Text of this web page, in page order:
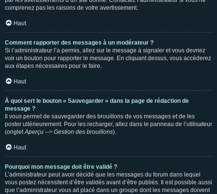
comprenez pas les raisons de votre avertissement.
Haut
Comment rapporter des messages à un modérateur ?
Si l’administrateur l’a permis, allez sur le message à signaler et vous devriez
voir un bouton pour rapporter le message. En cliquant dessus, vous accéderez
aux étapes nécessaires pour le faire.
Haut
À quoi sert le bouton « Sauvegarder » dans la page de rédaction de
message ?
Il vous permet de sauvegarder des brouillons de vos messages et de les
poster ultérieurement. Pour les recharger, allez dans le panneau de l’utilisateur
(ongletAperçu --> Gestion des brouillons).
Haut
Pourquoi mon message doit être validé ?
L’administrateur peut avoir décidé que les messages du forum dans lequel
vous postez nécessitent d’être validés avant d’être publiés. Il est possible aussi
que l’administrateur vous ait placé dans un groupe dont les messages doivent